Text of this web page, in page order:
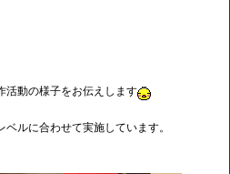
活動の様子をお伝えします
ルに合わせて実施しています。